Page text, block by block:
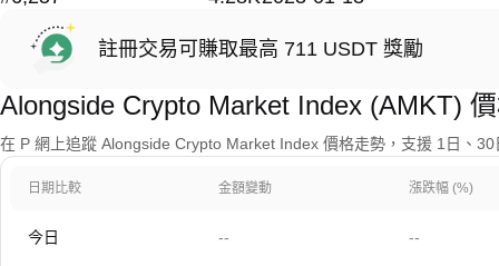
註冊交易可賺取最高 711 USDT 獎勵
Alongside Crypto Market Index (AMKT)
在 P 網上追蹤 Alongside Crypto Market Index 價格走勢，支援 1日、
日期比較 金額變動 漲跌幅 (%)
今日 -- --